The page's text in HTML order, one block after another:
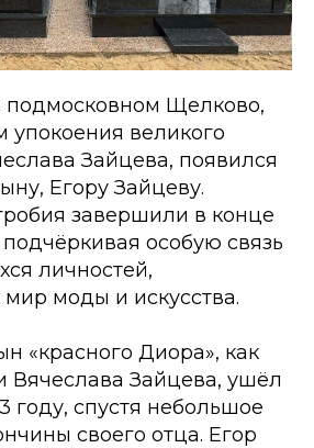
Щелково,
упокоения великого
Зайцева, появился
Егору Зайцеву.
завершили в конце
особую связь
личностей,
моды и искусства.
«красного Диора», как
Вячеслава Зайцева, ушёл
году, спустя небольшое
своего отца. Егор